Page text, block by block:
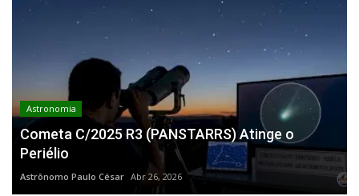
Astronomia
Cometa C/2025 R3 (PANSTARRS) Atinge o
Periélio
Astrônomo Paulo César Abr 26, 2026